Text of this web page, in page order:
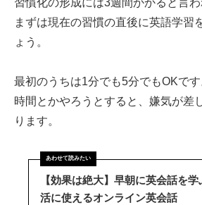
まずは現在の習慣の直後に英語学習
ょう。
最初のうちは1分でも5分でもOKで
時間とかやろうとすると、嫌気が差
ります。
【効果は絶大】早朝に英会話を
活に使えるオンライン英会話